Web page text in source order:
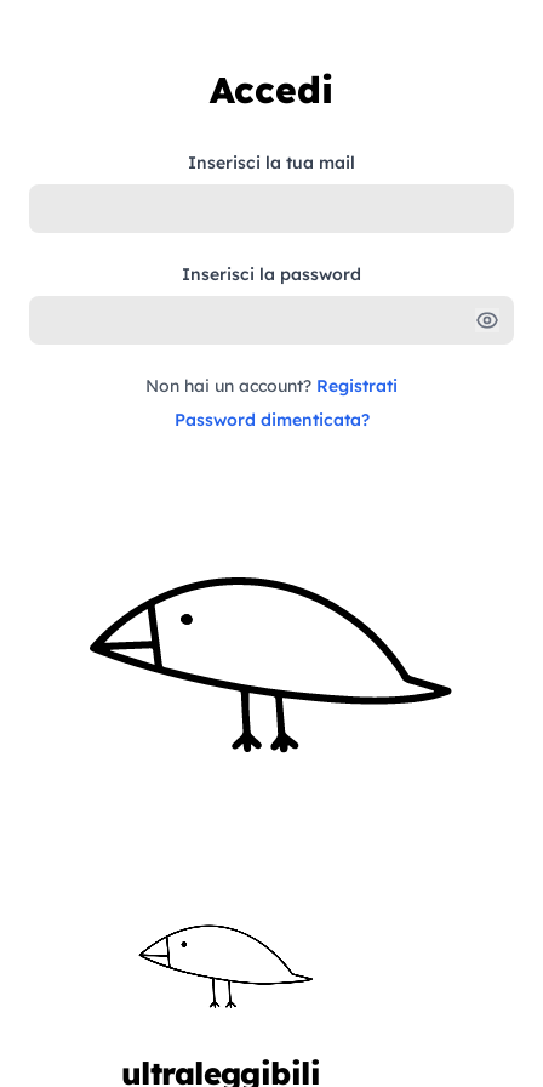
Accedi
Inserisci la tua mail
Inserisci la password
Non hai un account? Registrati
Password dimenticata?
ultraleggibili